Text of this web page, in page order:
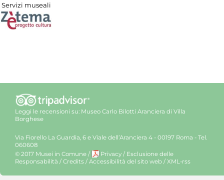
Servizi museali
Leggi le recensioni su: Museo Carlo Bilotti Aranciera di Villa
Borghese
Via Fiorello La Guardia, 6 e Viale dell’Aranciera 4 - 00197 Roma - Tel.
060608
© 2017 Musei in Comune / Privacy / Esclusione delle
Responsabilità / Credits / Accessibilità del sito web / XML-rss